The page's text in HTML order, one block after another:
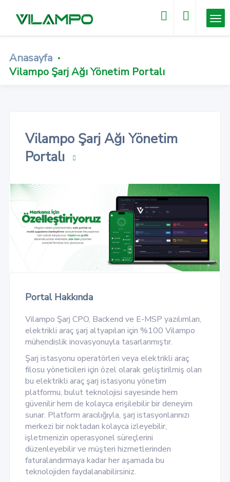
Anasayfa
Vilampo Şarj Ağı Yönetim Portalı
Vilampo Şarj Ağı Yönetim
Portalı
Portal Hakkında
Vilampo Şarj CPO, Backend ve E-MSP yazılımları,
elektrikli araç şarj altyapıları için %100 Vilampo
mühendislik inovasyonuyla tasarlanmıştır.
Şarj istasyonu operatörleri veya elektrikli araç
filosu yöneticileri için özel olarak geliştirilmiş olan
bu elektrikli araç şarj istasyonu yönetim
platformu, bulut teknolojisi sayesinde hem
güvenilir hem de kolayca erişilebilir bir deneyim
sunar. Platform aracılığıyla, şarj istasyonlarınızı
merkezi bir noktadan kolayca izleyebilir,
işletmenizin operasyonel süreçlerini
düzenleyebilir ve müşteri hizmetlerinden
faturalandırmaya kadar her aşamada bu
teknolojiden faydalanabilirsiniz.